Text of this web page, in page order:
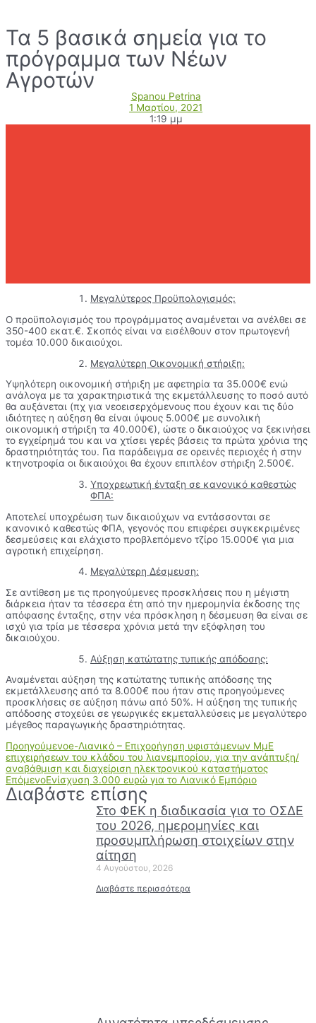
Τα 5 βασικά σημεία για το
πρόγραμμα των Νέων
Αγροτών
Spanou Petrina
1 Μαρτίου, 2021
1:19 μμ
Μεγαλύτερος Προϋπολογισμός:
Ο προϋπολογισμός του προγράμματος αναμένεται να ανέλθει σε
350-400 εκατ.€. Σκοπός είναι να εισέλθουν στον πρωτογενή
τομέα 10.000 δικαιούχοι.
Μεγαλύτερη Οικονομική στήριξη:
Υψηλότερη οικονομική στήριξη με αφετηρία τα 35.000€ ενώ
ανάλογα με τα χαρακτηριστικά της εκμετάλλευσης το ποσό αυτό
θα αυξάνεται (πχ για νεοεισερχόμενους που έχουν και τις δύο
ιδιότητες η αύξηση θα είναι ύψους 5.000€ με συνολική
οικονομική στήριξη τα 40.000€), ώστε ο δικαιούχος να ξεκινήσει
το εγχείρημά του και να χτίσει γερές βάσεις τα πρώτα χρόνια της
δραστηριότητάς του. Για παράδειγμα σε ορεινές περιοχές ή στην
κτηνοτροφία οι δικαιούχοι θα έχουν επιπλέον στήριξη 2.500€.
Υποχρεωτική ένταξη σε κανονικό καθεστώς
ΦΠΑ:
Αποτελεί υποχρέωση των δικαιούχων να εντάσσονται σε
κανονικό καθεστώς ΦΠΑ, γεγονός που επιφέρει συγκεκριμένες
δεσμεύσεις και ελάχιστο προβλεπόμενο τζίρο 15.000€ για μια
αγροτική επιχείρηση.
Μεγαλύτερη Δέσμευση:
Σε αντίθεση με τις προηγούμενες προσκλήσεις που η μέγιστη
διάρκεια ήταν τα τέσσερα έτη από την ημερομηνία έκδοσης της
απόφασης ένταξης, στην νέα πρόσκληση η δέσμευση θα είναι σε
ισχύ για τρία με τέσσερα χρόνια μετά την εξόφληση του
δικαιούχου.
Αύξηση κατώτατης τυπικής απόδοσης:
Αναμένεται αύξηση της κατώτατης τυπικής απόδοσης της
εκμετάλλευσης από τα 8.000€ που ήταν στις προηγούμενες
προσκλήσεις σε αύξηση πάνω από 50%. Η αύξηση της τυπικής
απόδοσης στοχεύει σε γεωργικές εκμεταλλεύσεις με μεγαλύτερο
μέγεθος παραγωγικής δραστηριότητας.
Προηγούμενοe-Λιανικό – Επιχορήγηση υφιστάμενων ΜμΕ
επιχειρήσεων του κλάδου του λιανεμπορίου, για την ανάπτυξη/
αναβάθμιση και διαχείριση ηλεκτρονικού καταστήματος
ΕπόμενοΕνίσχυση 3.000 ευρώ για το Λιανικό Εμπόριο
Διαβάστε επίσης
Στο ΦΕΚ η διαδικασία για το ΟΣΔΕ
του 2026, ημερομηνίες και
προσυμπλήρωση στοιχείων στην
αίτηση
4 Αυγούστου, 2026
Διαβάστε περισσότερα